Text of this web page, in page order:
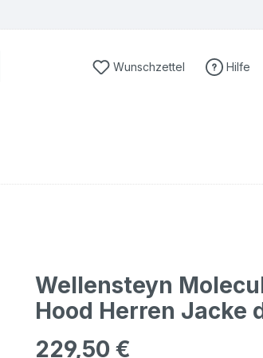
Du hast 0 Produkte auf
Wunschzettel Hilfe
Wellensteyn
Hood Herren Jacke
Regulärer Preis:
229,50 €